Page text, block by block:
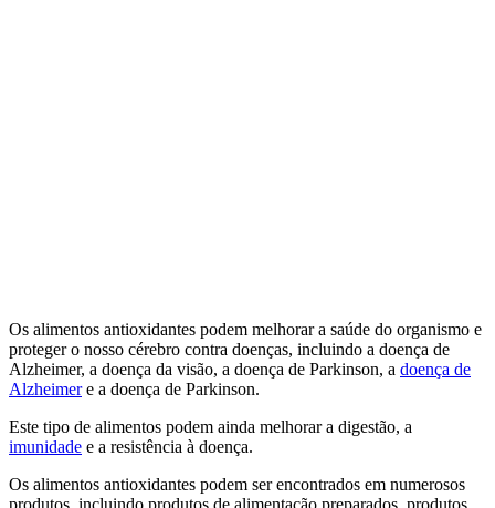
Os alimentos antioxidantes podem melhorar a saúde do organismo e
proteger o nosso cérebro contra doenças, incluindo a doença de
Alzheimer, a doença da visão, a doença de Parkinson, a doença de
Alzheimere a doença de Parkinson.
Este tipo de alimentos podem ainda melhorar a digestão, a
imunidade e a resistência à doença.
Os alimentos antioxidantes podem ser encontrados em numerosos